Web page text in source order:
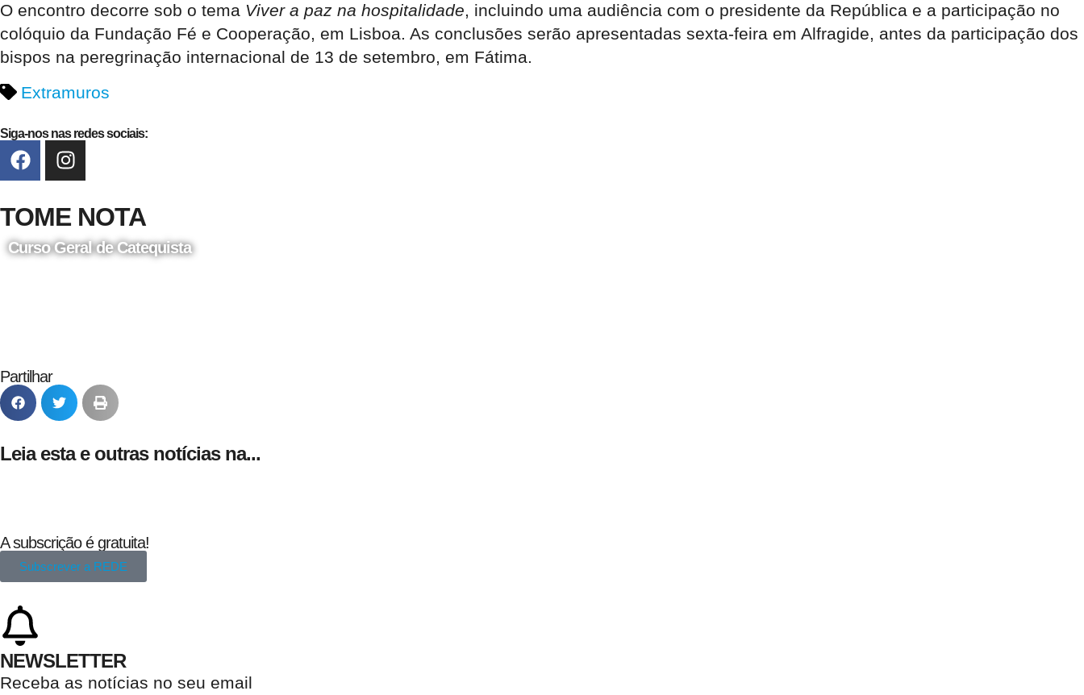
O encontro decorre sob o tema Viver a paz na hospitalidade, incluindo uma audiência com o presidente da República e a participação no
colóquio da Fundação Fé e Cooperação, em Lisboa. As conclusões serão apresentadas sexta-feira em Alfragide, antes da participação dos
bispos na peregrinação internacional de 13 de setembro, em Fátima.
Extramuros
Siga-nos nas redes sociais:
TOME NOTA
Curso Geral de Catequista
Partilhar
Leia esta e outras notícias na...
A subscrição é gratuita!
Subscrever a REDE
NEWSLETTER
Receba as notícias no seu email​